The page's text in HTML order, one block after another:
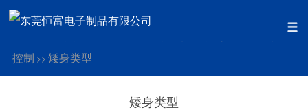
调音台推子
控制 >> 矮身类型
矮身类型